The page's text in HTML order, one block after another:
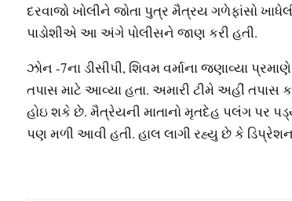
દરવાજો ખોલીને જોતા પુત્ર મૈત્રય ગળેફાંસો
પાડોશીએ આ અંગે પોલીસને જાણ કરી હતી.
ઝોન -7ના ડીસીપી, શિવમ વર્માના જણાવ્યા
તપાસ માટે આવ્યા હતા. અમારી ટીમે અહીં
હોઇ શકે છે. મૈત્રેયની માતાનો મૃતદેહ પલંગ પર
પણ મળી આવી હતી. હાલ લાગી રહ્યુ છે કે